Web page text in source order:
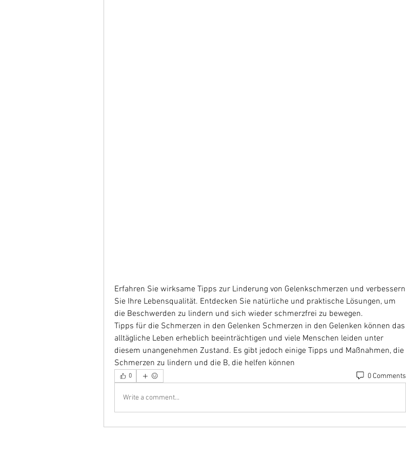
Erfahren Sie wirksame Tipps zur Linderung von Gelenkschmerzen und verbessern
Sie Ihre Lebensqualität. Entdecken Sie natürliche und praktische Lösungen, um
die Beschwerden zu lindern und sich wieder schmerzfrei zu bewegen.
Tipps für die Schmerzen in den Gelenken Schmerzen in den Gelenken können das
alltägliche Leben erheblich beeinträchtigen und viele Menschen leiden unter
diesem unangenehmen Zustand. Es gibt jedoch einige Tipps und Maßnahmen, die
Schmerzen zu lindern und die B, die helfen können
0 0 Comments
Write a comment...